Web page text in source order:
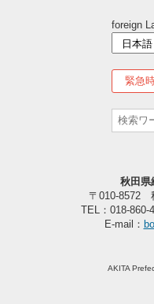
foreign
緊急
秋田県
〒010-8572
TEL：018-
E-mail：
AKITA